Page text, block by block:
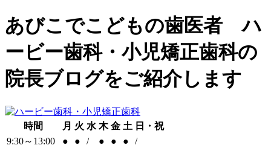
あびこでこどもの歯医者 ハ
ービー歯科・小児矯正歯科の
院長ブログをご紹介します
時間 月 火 水 木 金 土 日・祝
9:30～13:00
● ● / ● ● ●
/